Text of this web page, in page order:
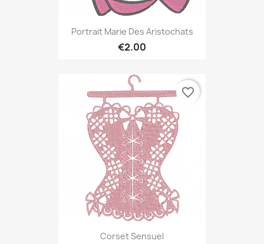
Portrait Marie Des Aristochats
€2.00
Corset Sensuel
favorite_border